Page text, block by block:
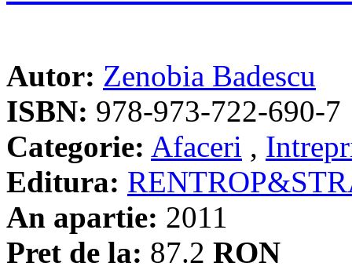
Autor: Zenobia Badescu
ISBN: 978-973-722-690-7
Categorie: Afaceri ,
Editura:
An apartie: 2011
Pret de la: 87.2 RON